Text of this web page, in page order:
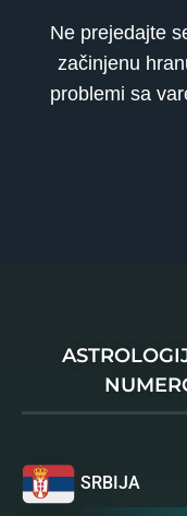
Ne prejedajte
začinjenu
problemi sa
SRBIJA